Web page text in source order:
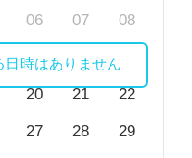
06 07 08
13 14
20 21 22
27 28 29
日時はありません